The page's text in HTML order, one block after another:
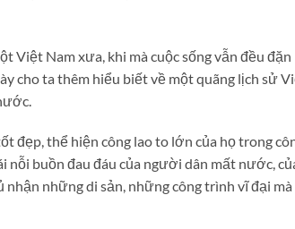
Việt Nam xưa, khi mà cuộc sống vẫn đều đặn
cho ta thêm hiểu biết về một quãng lịch sử
đẹp, thể hiện công lao to lớn của họ trong
nỗi buồn đau đáu của người dân mất nước,
những di sản, những công trình vĩ đại mà